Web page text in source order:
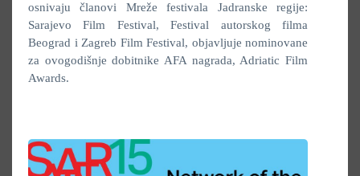
osnivaju članovi Mreže festivala Jadranske regije:
Sarajevo Film Festival, Festival autorskog filma
Beograd i Zagreb Film Festival, objavljuje nominovane
za ovogodišnje dobitnike AFA nagrada, Adriatic Film
Awards.